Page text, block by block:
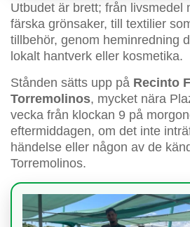
Utbudet är brett; från livsmedel
färska grönsaker, till textilier
tillbehör, genom heminredning
lokalt hantverk eller kosmetika.
Stånden sätts upp på Recinto
Torremolinos, mycket nära
vecka från klockan 9 på
eftermiddagen, om det inte
händelse eller någon av de
Torremolinos.